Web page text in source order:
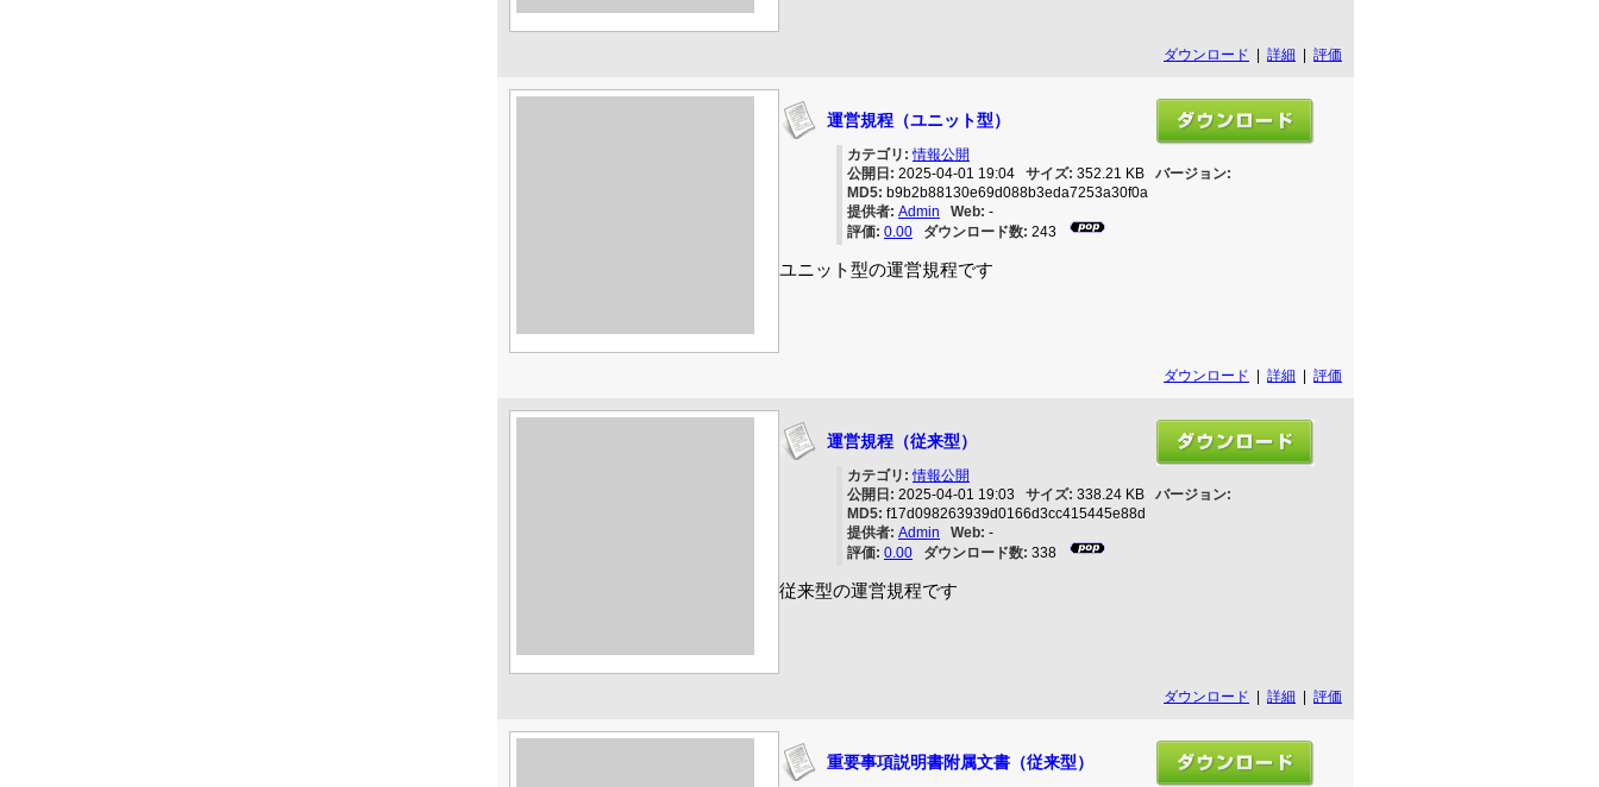
ダウンロード | 詳細 | 評価
運営規程（ユニット型）
カテゴリ:情報公開
公開日: 2025-04-01 19:04 サイズ: 352.21 KB バージョン:
MD5: b9b2b88130e69d088b3eda7253a30f0a
提供者: Admin Web: -
評価: 0.00 ダウンロード数: 243
ユニット型の運営規程です
ダウンロード | 詳細 | 評価
運営規程（従来型）
カテゴリ:情報公開
公開日: 2025-04-01 19:03 サイズ: 338.24 KB バージョン:
MD5: f17d098263939d0166d3cc415445e88d
提供者: Admin Web: -
評価: 0.00 ダウンロード数: 338
従来型の運営規程です
ダウンロード | 詳細 | 評価
重要事項説明書附属文書（従来型）